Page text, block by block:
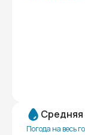
Погода на весь